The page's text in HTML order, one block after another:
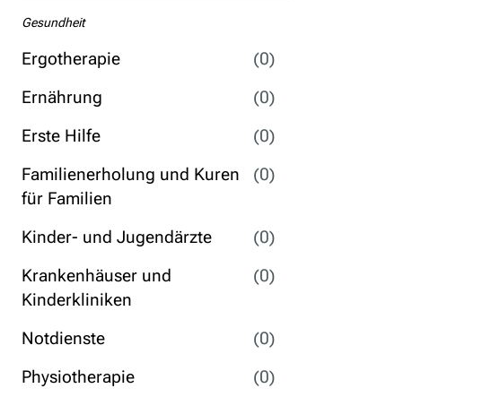
Gesundheit
Ergotherapie
(0)
Ernährung
(0)
Erste Hilfe
(0)
Familienerholung und Kuren
für Familien
(0)
Kinder- und Jugendärzte
(0)
Krankenhäuser und
Kinderkliniken
(0)
Notdienste
(0)
Physiotherapie
(0)